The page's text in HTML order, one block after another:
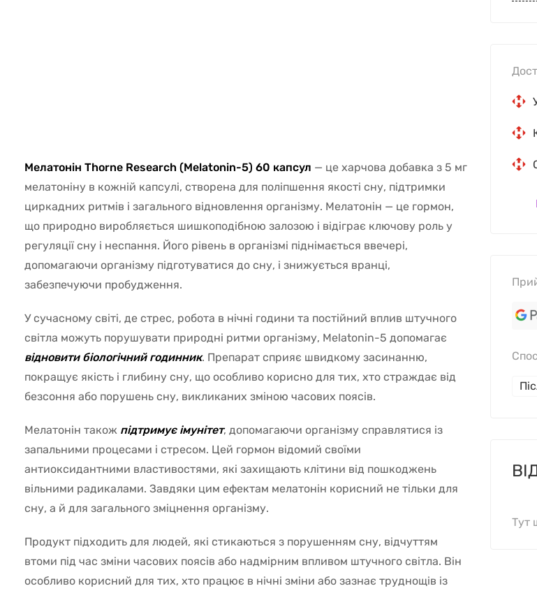
Мелатонін Thorne Research (Melatonin-5) 60 капсул — це харчова добавка з 5 мг
мелатоніну в кожній капсулі, створена для поліпшення якості сну, підтримки
циркадних ритмів і загального відновлення організму. Мелатонін — це гормон,
що природно виробляється шишкоподібною залозою і відіграє ключову роль у
регуляції сну і неспання. Його рівень в організмі піднімається ввечері,
допомагаючи організму підготуватися до сну, і знижується вранці,
забезпечуючи пробудження.
У сучасному світі, де стрес, робота в нічні години та постійний вплив штучного
світла можуть порушувати природні ритми організму, Melatonin-5 допомагає
відновити біологічний годинник. Препарат сприяє швидкому засинанню,
покращує якість і глибину сну, що особливо корисно для тих, хто страждає від
безсоння або порушень сну, викликаних зміною часових поясів.
Мелатонін також підтримує імунітет, допомагаючи організму справлятися із
запальними процесами і стресом. Цей гормон відомий своїми
антиоксидантними властивостями, які захищають клітини від пошкоджень
вільними радикалами. Завдяки цим ефектам мелатонін корисний не тільки для
сну, а й для загального зміцнення організму.
Продукт підходить для людей, які стикаються з порушенням сну, відчуттям
втоми під час зміни часових поясів або надмірним впливом штучного світла. Він
особливо корисний для тих, хто працює в нічні зміни або зазнає труднощів із
Тут